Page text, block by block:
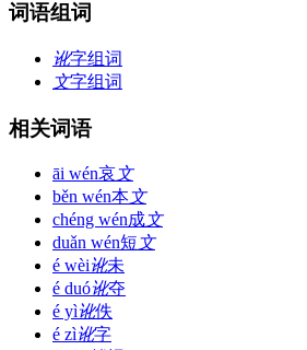
词语组词
讹字组词
文字组词
相关词语
āi wén哀文
běn wén本文
chéng wén成文
duǎn wén短文
é wèi讹未
é duó讹夺
é yì讹佚
é zì讹字